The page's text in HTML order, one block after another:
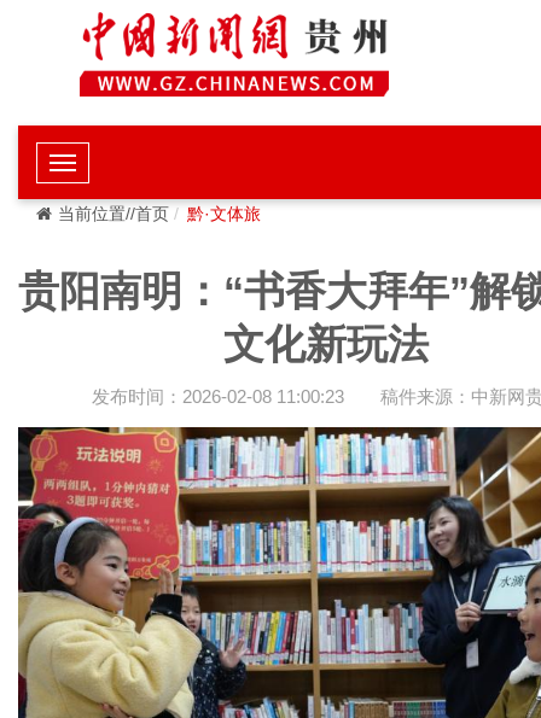
当前位置//首页 黔·文体旅
贵阳南明：“书香大拜年”解
文化新玩法
发布时间：2026-02-08 11:00:23 稿件来源：中新网